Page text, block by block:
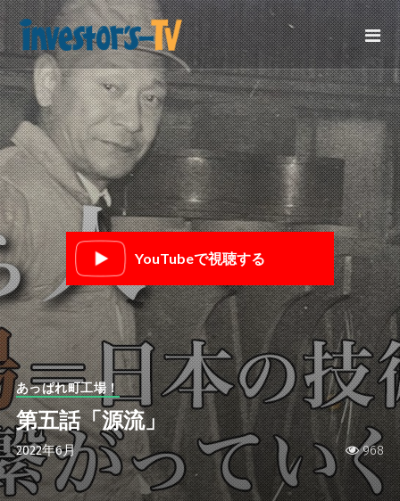
YouTubeで視聴する
968
あっぱれ町工場！
第五話「源流」
2022年6月